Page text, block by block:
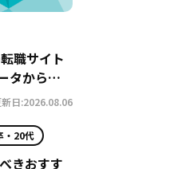
職サイト
タから導
日:2026.08.06
・20代
きおすす